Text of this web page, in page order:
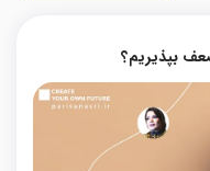
بپذیریم؟